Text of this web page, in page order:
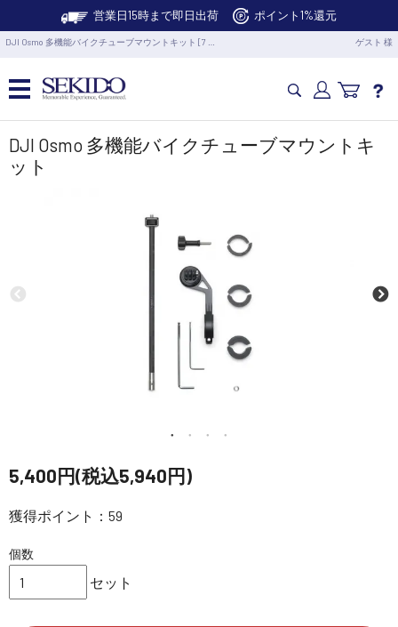
営業日15時まで即日出荷 ポイント1%還元
DJI Osmo 多機能バイクチューブマウントキット [7 … ゲスト 様
カメラドローン・生活家電
業務用ドローン・業務関連製品
水中ドローン(ROV)・水中スクーター
定期配信!
サポート・Q&A / 法人・学生のお客様
DJI Osmo 多機能バイクチューブマウントキ
ット
5,400円(税込5,940円)
獲得ポイント：59
個数
セット